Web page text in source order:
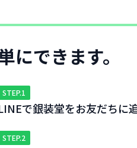
できます。
STEP.1
で銀装堂をお友だちに
STEP.2